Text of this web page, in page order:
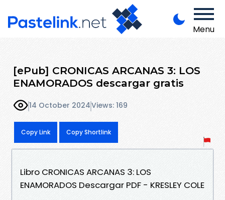
Menu
[ePub] CRONICAS ARCANAS 3: LOS
ENAMORADOS descargar gratis
14 October 2024Views: 169
Copy Link Copy Shortlink
Libro CRONICAS ARCANAS 3: LOS
ENAMORADOS Descargar PDF - KRESLEY COLE